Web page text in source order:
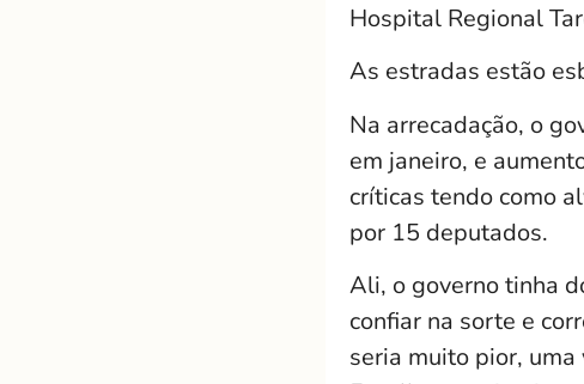
Hospital Regional
As estradas estão
Na arrecadação, o
em janeiro, e
críticas tendo como
por 15 deputados.
Ali, o governo tinha
confiar na sorte e
seria muito pior,